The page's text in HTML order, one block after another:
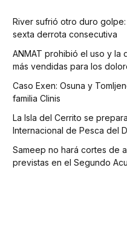
River sufrió otro duro
sexta derrota consecutiva
ANMAT prohibió el uso y la
más vendidas para los
Caso Exen: Osuna y
familia Clinis
La Isla del Cerrito se
Internacional de Pesca del
Sameep no hará cortes de
previstas en el Segundo